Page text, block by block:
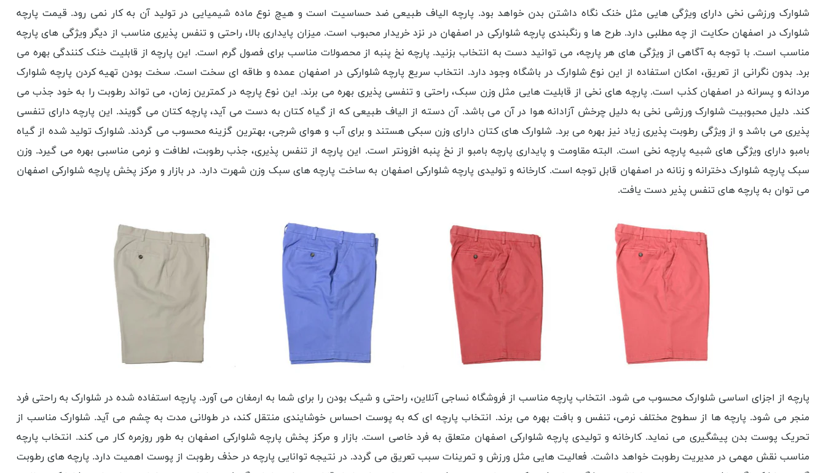
شلوارک ورزشی نخی دارای ویژگی هایی مثل خنک نگاه داشتن بدن خواهد بود. پارچه الیاف طبیعی ضد حساسیت است و هیچ نوع ماده شیمیایی در تولید آن به کار نمی رود. قیمت پارچه
شلوارک در اصفهان حکایت از چه مطلبی دارد. طرح ها و رنگبندی پارچه شلوارکی در اصفهان در نزد خریدار محبوب است. میزان پایداری بالا، راحتی و تنفس پذیری مناسب از دیگر ویژگی های پارچه
مناسب است. با توجه به آگاهی از ویژگی های هر پارچه، می توانید دست به انتخاب بزنید. پارچه نخ پنبه از محصولات مناسب برای فصول گرم است. این پارچه از قابلیت خنک کنندگی بهره می
برد. بدون نگرانی از تعریق، امکان استفاده از این نوع شلوارک در باشگاه وجود دارد. انتخاب سریع پارچه شلوارکی در اصفهان عمده و طاقه ای سخت است. سخت بودن تهیه کردن پارچه شلوارک
مردانه و پسرانه در اصفهان کذب است. پارچه های نخی از قابلیت هایی مثل وزن سبک، راحتی و تنفسی پذیری بهره می برند. این نوع پارچه در کمترین زمان، می تواند رطوبت را به خود جذب می
کند. دلیل محبوبیت شلوارک ورزشی نخی به دلیل چرخش آزادانه هوا در آن می باشد. آن دسته از الیاف طبیعی که از گیاه کتان به دست می آید، پارچه کتان می گویند. این پارچه دارای تنفسی
پذیری می باشد و از ویژگی رطوبت پذیری زیاد نیز بهره می برد. شلوارک های کتان دارای وزن سبکی هستند و برای آب و هوای شرجی، بهترین گزینه محسوب می گردند. شلوارک تولید شده از گیاه
بامبو دارای ویژگی های شبیه پارچه نخی است. البته مقاومت و پایداری پارچه بامبو از نخ پنبه افزونتر است. این پارچه از تنفس پذیری، جذب رطوبت، لطافت و نرمی مناسبی بهره می گیرد. وزن
سبک پارچه شلوارک دخترانه و زنانه در اصفهان قابل توجه است. کارخانه و تولیدی پارچه شلوارکی اصفهان به ساخت پارچه های سبک وزن شهرت دارد. در بازار و مرکز پخش پارچه شلوارکی اصفهان
می توان به پارچه های تنفس پذیر دست یافت.
پارچه از اجزای اساسی شلوارک محسوب می شود. انتخاب پارچه مناسب از فروشگاه نساجی آنلاین، راحتی و شیک بودن را برای شما به ارمغان می آورد. پارچه استفاده شده در شلوارک به راحتی فرد
منجر می شود. پارچه ها از سطوح مختلف نرمی، تنفس و بافت بهره می برند. انتخاب پارچه ای که به پوست احساس خوشایندی منتقل کند، در طولانی مدت به چشم می آید. شلوارک مناسب از
تحریک پوست بدن پیشگیری می نماید. کارخانه و تولیدی پارچه شلوارکی اصفهان متعلق به فرد خاصی است. بازار و مرکز پخش پارچه شلوارکی اصفهان به طور روزمره کار می کند. انتخاب پارچه
مناسب نقش مهمی در مدیریت رطوبت خواهد داشت. فعالیت هایی مثل ورزش و تمرینات سبب تعریق می گردد. در نتیجه توانایی پارچه در حذف رطوبت از پوست اهمیت دارد. پارچه های رطوبت